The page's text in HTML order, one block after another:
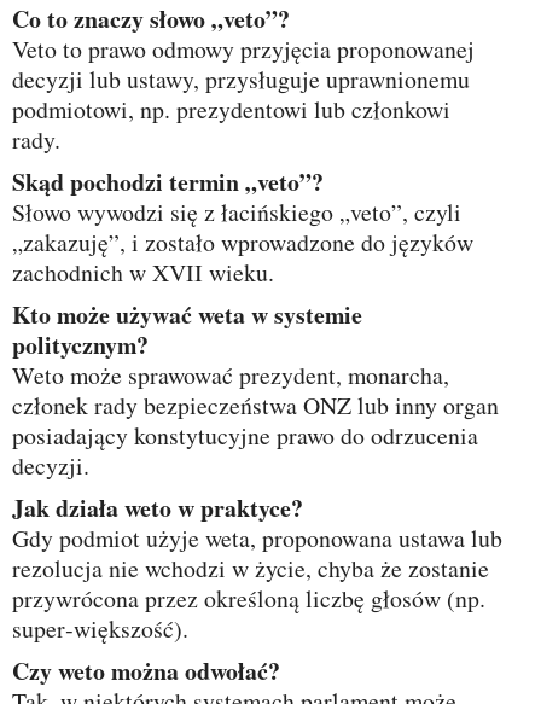
Co to znaczy słowo „veto”?
Veto to prawo odmowy przyjęcia proponowanej
decyzji lub ustawy, przysługuje uprawnionemu
podmiotowi, np. prezydentowi lub członkowi
rady.
Skąd pochodzi termin „veto”?
Słowo wywodzi się z łacińskiego „veto”, czyli
„zakazuję”, i zostało wprowadzone do języków
zachodnich w XVII wieku.
Kto może używać weta w systemie
politycznym?
Weto może sprawować prezydent, monarcha,
członek rady bezpieczeństwa ONZ lub inny organ
posiadający konstytucyjne prawo do odrzucenia
decyzji.
Jak działa weto w praktyce?
Gdy podmiot użyje weta, proponowana ustawa lub
rezolucja nie wchodzi w życie, chyba że zostanie
przywrócona przez określoną liczbę głosów (np.
super‑większość).
Czy weto można odwołać?